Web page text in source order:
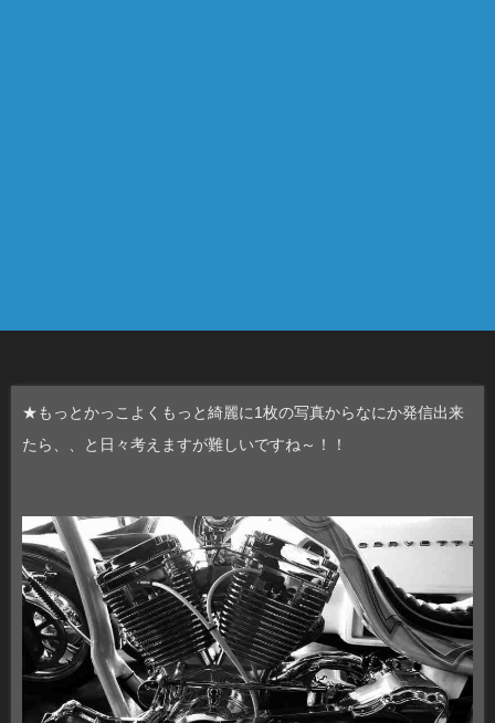
★もっとかっこよくもっと綺麗に1枚の写真からなにか発信出来
たら、、と日々考えますが難しいですね～！！